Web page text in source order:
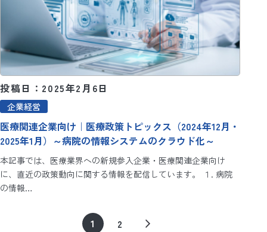
投稿日：2025年2月6日
企業経営
医療関連企業向け｜医療政策トピックス（2024年12月・
2025年1月）～病院の情報システムのクラウド化～
本記事では、医療業界への新規参入企業・医療関連企業向け
に、直近の政策動向に関する情報を配信しています。 １. 病院
の情報…
1 2